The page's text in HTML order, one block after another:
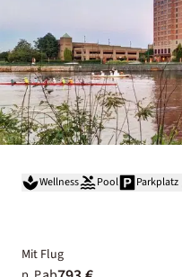
Wellness Pool Parkplatz
Mit Flug